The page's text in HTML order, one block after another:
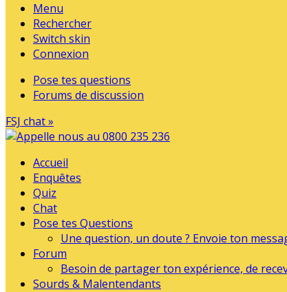
Menu
Rechercher
Switch skin
Connexion
Pose tes questions
Forums de discussion
FSJ chat »
Accueil
Enquêtes
Quiz
Chat
Pose tes Questions
Une question, un doute ? Envoie ton
Forum
Besoin de partager ton expérience, de
Sourds & Malentendants